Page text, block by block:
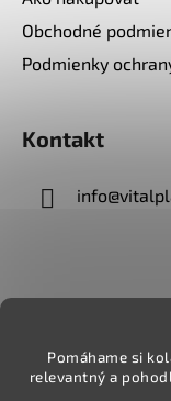
Pomáhame si
relevantný a
Obchodné
Podmienky
Kontakt
info@